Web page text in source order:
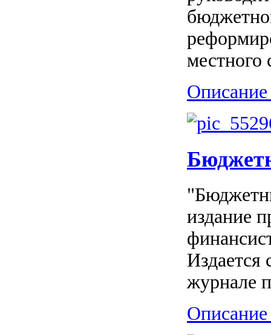
местного
Описание
издание
Издается
журнале
Описание